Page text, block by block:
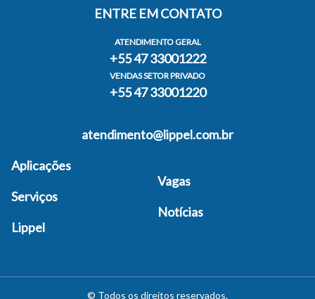
ENTRE EM CONTATO
ATENDIMENTO GERAL
+55 47 33001222
VENDAS SETOR PRIVADO
+55 47 33001220
atendimento@lippel.com.br
Aplicações
Serviços
Lippel
Vagas
Notícias
© Todos os direitos reservados.